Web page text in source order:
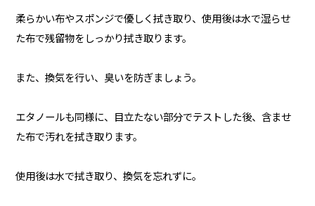
柔らかい布やスポンジで優しく拭き取り、使用後は水で湿らせ
た布で残留物をしっかり拭き取ります。
また、換気を行い、臭いを防ぎましょう。
エタノールも同様に、目立たない部分でテストした後、含ませ
た布で汚れを拭き取ります。
使用後は水で拭き取り、換気を忘れずに。